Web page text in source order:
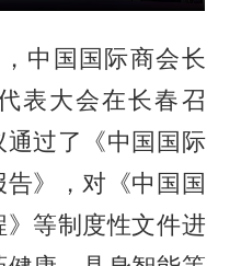
中国国际商会长
表大会在长春召
过了《中国国际
》，对《中国国
等制度性文件进